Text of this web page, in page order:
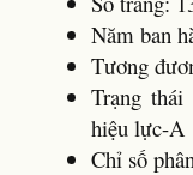
Năm ban
Tương
Trạng
hiệu lực-A
Chỉ số